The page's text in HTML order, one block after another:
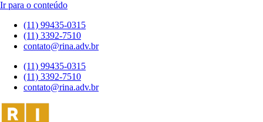
Ir para o conteúdo
(11) 99435-0315
(11) 3392-7510
contato@rina.adv.br
(11) 99435-0315
(11) 3392-7510
contato@rina.adv.br